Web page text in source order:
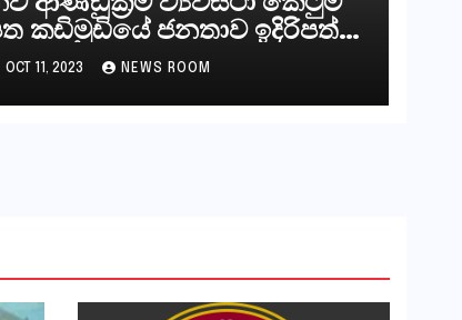
කඩිමුඩියේ ජනතාව ඉදිරිපත්
OCT 11, 2023 NEWS ROOM